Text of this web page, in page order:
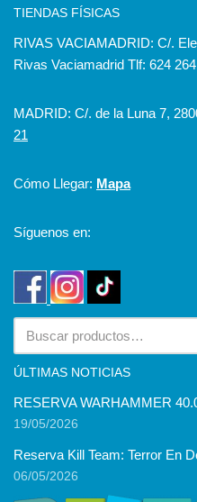
TIENDAS FÍSICAS
RIVAS VACIAMADRID: C/.
Rivas Vaciamadrid Tlf: 624
MADRID: C/. de la Luna 7,
21
Cómo Llegar: Mapa
Síguenos en:
ÚLTIMAS NOTICIAS
RESERVA WARHAMMER
19/05/2026
Reserva Kill Team: Terror En
06/05/2026